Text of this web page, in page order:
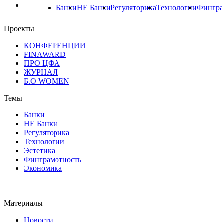
БанкиНЕ БанкиРегуляторикаТехнологии
Проекты
КОНФЕРЕНЦИИ
FINAWARD
ПРО ЦФА
ЖУРНАЛ
Б.О WOMEN
Темы
Банки
НЕ Банки
Регуляторика
Технологии
Эстетика
Финграмотность
Экономика
Материалы
Новости